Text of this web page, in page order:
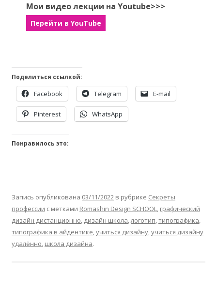
Мои видео лекции на Youtube>>>
Перейти в YouTube
Поделиться ссылкой:
Facebook Telegram E-mail
Pinterest WhatsApp
Понравилось это:
Запись опубликована 03/11/2022 в рубрике Секреты
профессии с метками Romashin Design SCHOOL, графический
дизайн дистанционно, дизайн школа,логотип,типографика,
типографика в айдентике,учиться дизайну,учиться дизайну
удалённо, школа дизайна.